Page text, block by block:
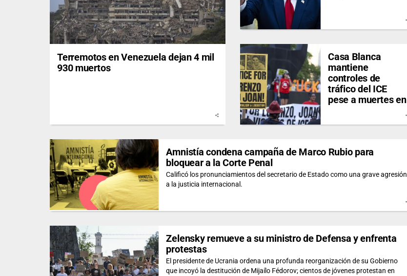
Terremotos en Venezuela dejan 4 mil
930 muertos
Casa Blanca
mantiene
controles de
tráfico del ICE
pese a muertes en
Amnistía condena campaña de Marco Rubio para
bloquear a la Corte Penal
Calificó los pronunciamientos del secretario de Estado como una grave agresión
a la justicia internacional.
Zelensky remueve a su ministro de Defensa y enfrenta
protestas
El presidente de Ucrania ordena una profunda reorganización de su Gobierno
que incoyó la destitución de Mijaílo Fédorov; cientos de jóvenes protestan en